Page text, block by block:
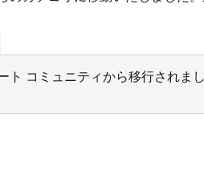
コミュニティから移行されま